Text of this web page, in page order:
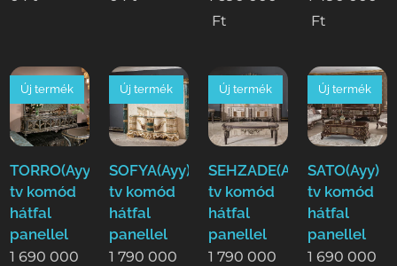
Ft
Ft
TORRO(Ayy)
tv komód
hátfal
panellel
Új termék
1 690 000
SOFYA(Ayy)
tv komód
hátfal
panellel
Új termék
1 790 000
SEHZADE(Ayy)
tv komód
hátfal
panellel
Új termék
1 790 000
SATO(Ayy)
tv komód
hátfal
panellel
Új termék
1 690 000